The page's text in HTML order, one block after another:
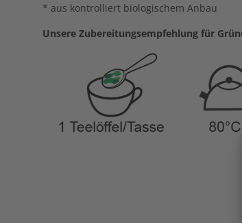
* aus kontrolliert biologischem Anbau
Unsere Zubereitungsempfehlung für